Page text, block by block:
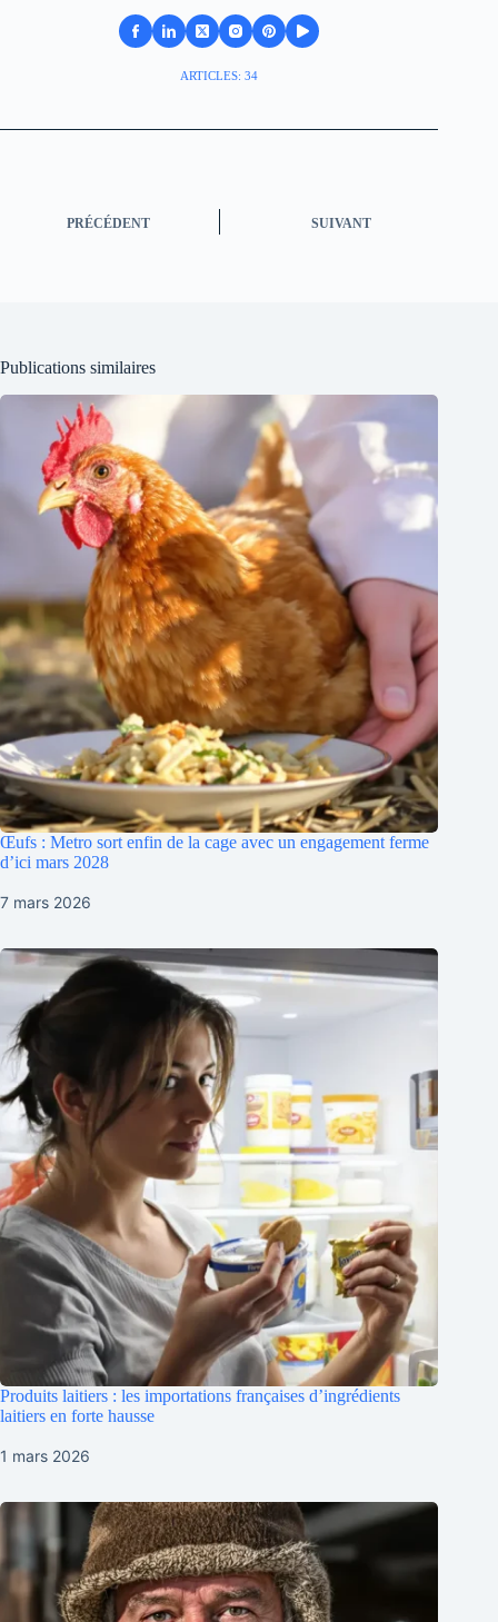
ARTICLES: 34
PRÉCÉDENT SUIVANT
Publications similaires
Œufs : Metro sort enfin de la cage avec un engagement ferme
d’ici mars 2028
7 mars 2026
Produits laitiers : les importations françaises d’ingrédients
laitiers en forte hausse
1 mars 2026